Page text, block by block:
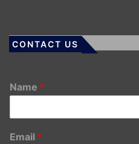
CONTACT US
Name *
Email *